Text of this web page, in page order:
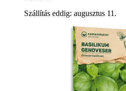
Szállítás eddig: augusztus 11.